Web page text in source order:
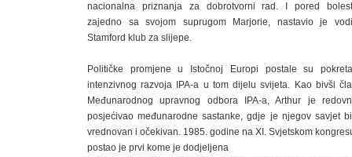
nacionalna priznanja za dobrotvorni rad. I pored
zajedno sa svojom suprugom Marjorie, nastavio je
Stamford klub za slijepe.
Političke promjene u Istočnoj Europi postale su
intenzivnog razvoja IPA-a u tom dijelu svijeta. Kao bivši
Međunarodnog upravnog odbora IPA-a, Arthur je
posjećivao međunarodne sastanke, gdje je njegov savjet
vrednovan i očekivan. 1985. godine na XI. Svjetskom
postao je prvi kome je dodjeljena